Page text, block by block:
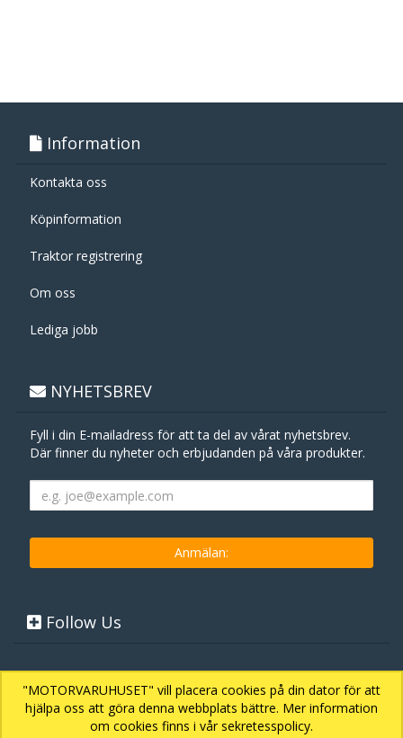
"MOTORVARUHUSET" vill placera cookies på din dator för att
hjälpa oss att göra denna webbplats bättre. Mer information
om cookies finns i vår sekretesspolicy.
Information
Kontakta oss
Köpinformation
Traktor registrering
Om oss
Lediga jobb
NYHETSBREV
Fyll i din E-mailadress för att ta del av vårat nyhetsbrev.
Där finner du nyheter och erbjudanden på våra produkter.
Follow Us